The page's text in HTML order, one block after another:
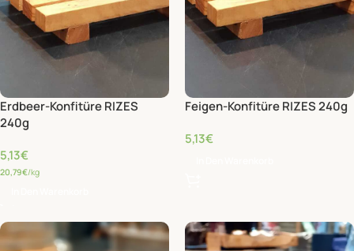
Erdbeer-Konfitüre RIZES
240g
5,13€
20,79€/kg
Feigen-Konfitüre RIZES 240g
5,13€